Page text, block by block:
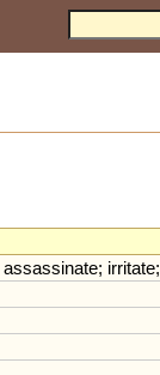
assassinate; irritate;